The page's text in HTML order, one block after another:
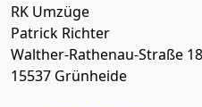
RK Umzüge
Patrick Richter
Walther-Rathenau-Straße 18
15537 Grünheide